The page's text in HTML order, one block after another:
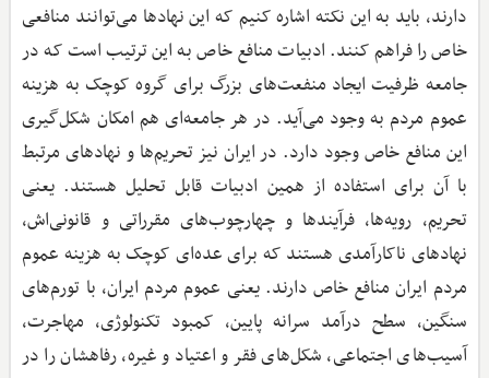
دارند، باید به این نکته اشاره کنیم که این نهادها می‌توانند منافعی
خاص را فراهم کنند. ادبیات منافع خاص به این ترتیب است که در
جامعه ظرفیت ایجاد منفعت‌های بزرگ برای گروه کوچک به هزینه
عموم مردم به وجود می‌آید. در هر جامعه‌ای هم امکان شکل‌گیری
این منافع خاص وجود دارد. در ایران نیز تحریم‌ها و نهادهای مرتبط
با آن برای استفاده از همین ادبیات قابل تحلیل هستند. یعنی
تحریم، رویه‌ها، فرآیندها و چهارچوب‌های مقرراتی و قانونی‌اش،
نهادهای ناکارآمدی هستند که برای عده‌ای کوچک به هزینه عموم
مردم ایران منافع خاص دارند. یعنی عموم مردم ایران، با تورم‌های
سنگین، سطح درآمد سرانه پایین، کمبود تکنولوژی، مهاجرت،
آسیب‌های اجتماعی، شکل‌های فقر و اعتیاد و غیره، رفاهشان را در